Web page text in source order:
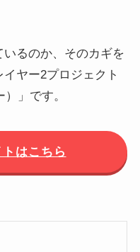
るのか、そのカギを
ヤー2プロジェクト
」です。
はこちら